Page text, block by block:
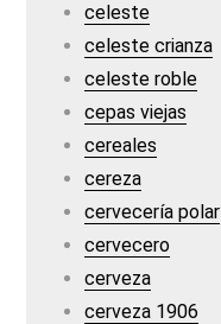
celeste
celeste crianza
celeste roble
cepas viejas
cereales
cereza
cervecería polar
cervecero
cerveza
cerveza 1906